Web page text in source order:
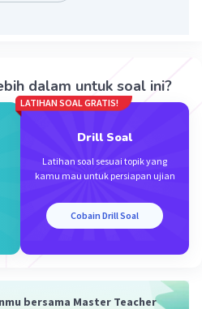
Balas
dalam untuk soal ini?
LATIHAN SOAL GRATIS!
Drill Soal
Latihan soal sesuai topik yang
kamu mau untuk persiapan ujian
Cobain Drill Soal
bersama Master Teacher